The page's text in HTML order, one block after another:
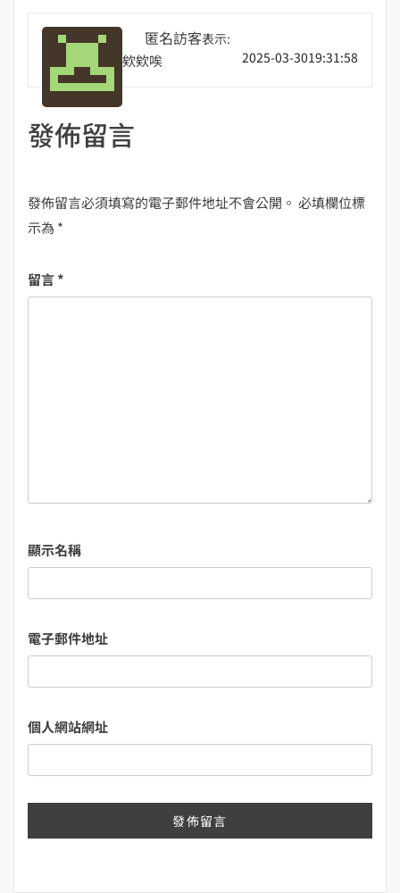
匿名訪客表示:
2025-03-3019:31:58
欸欸唉
發佈留言
發佈留言必須填寫的電子郵件地址不會公開。 必填欄位標
示為 *
留言*
顯示名稱
電子郵件地址
個人網站網址